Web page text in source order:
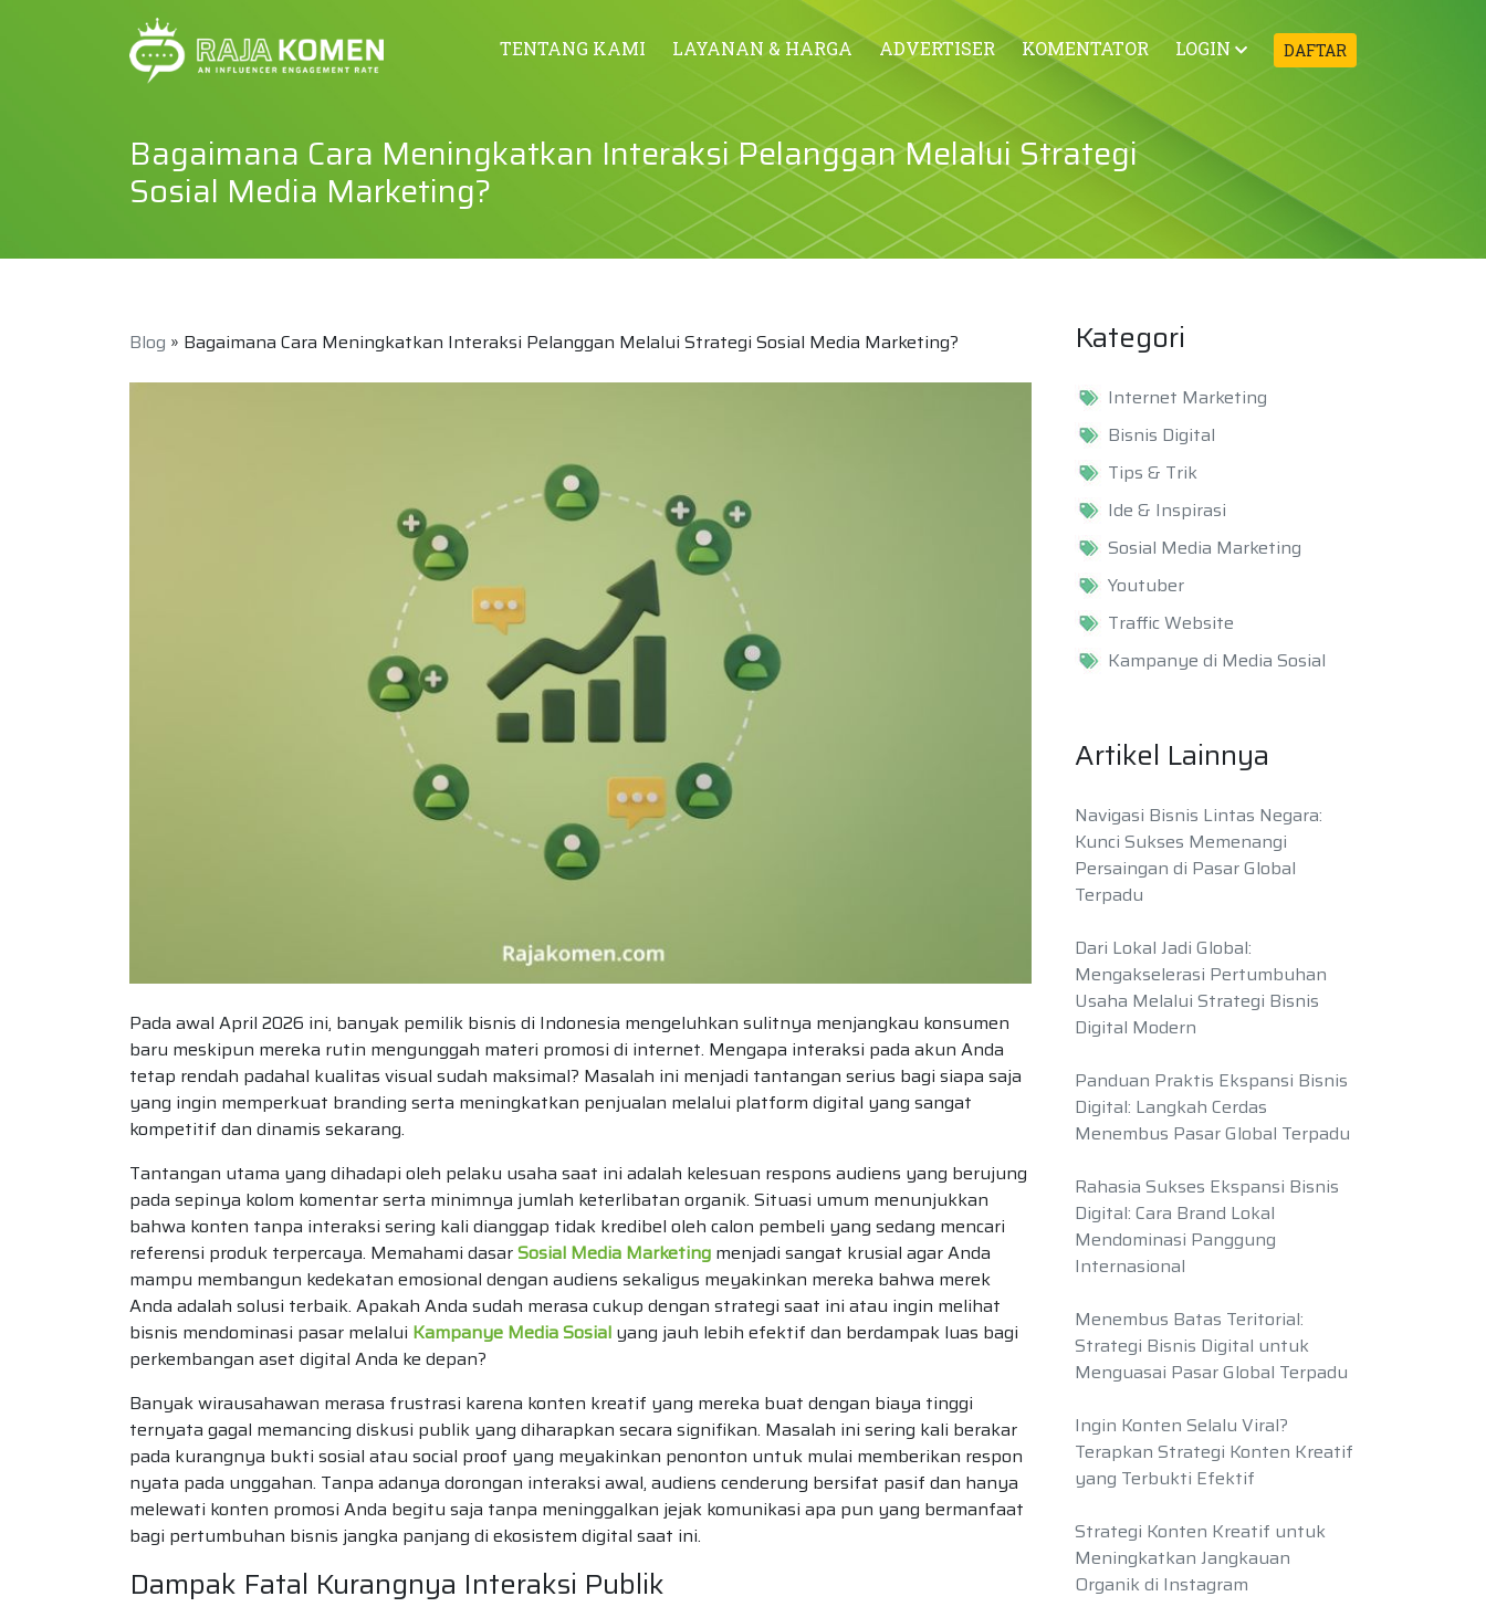
TENTANG KAMI LAYANAN & HARGA ADVERTISER KOMENTATOR LOGIN DAFTAR
Bagaimana Cara Meningkatkan Interaksi Pelanggan Melalui Strategi
Sosial Media Marketing?
Blog » Bagaimana Cara Meningkatkan Interaksi Pelanggan Melalui Strategi Sosial Media Marketing?
Pada awal April 2026 ini, banyak pemilik bisnis di Indonesia mengeluhkan sulitnya menjangkau konsumen
baru meskipun mereka rutin mengunggah materi promosi di internet. Mengapa interaksi pada akun Anda
tetap rendah padahal kualitas visual sudah maksimal? Masalah ini menjadi tantangan serius bagi siapa saja
yang ingin memperkuat branding serta meningkatkan penjualan melalui platform digital yang sangat
kompetitif dan dinamis sekarang.
Tantangan utama yang dihadapi oleh pelaku usaha saat ini adalah kelesuan respons audiens yang berujung
pada sepinya kolom komentar serta minimnya jumlah keterlibatan organik. Situasi umum menunjukkan
bahwa konten tanpa interaksi sering kali dianggap tidak kredibel oleh calon pembeli yang sedang mencari
referensi produk terpercaya. Memahami dasarSosial Media Marketing menjadi sangat krusial agar Anda
mampu membangun kedekatan emosional dengan audiens sekaligus meyakinkan mereka bahwa merek
Anda adalah solusi terbaik. Apakah Anda sudah merasa cukup dengan strategi saat ini atau ingin melihat
bisnis mendominasi pasar melalui Kampanye Media Sosial yang jauh lebih efektif dan berdampak luas bagi
perkembangan aset digital Anda ke depan?
Banyak wirausahawan merasa frustrasi karena konten kreatif yang mereka buat dengan biaya tinggi
ternyata gagal memancing diskusi publik yang diharapkan secara signifikan. Masalah ini sering kali berakar
pada kurangnya bukti sosial atau social proof yang meyakinkan penonton untuk mulai memberikan respon
nyata pada unggahan. Tanpa adanya dorongan interaksi awal, audiens cenderung bersifat pasif dan hanya
melewati konten promosi Anda begitu saja tanpa meninggalkan jejak komunikasi apa pun yang bermanfaat
bagi pertumbuhan bisnis jangka panjang di ekosistem digital saat ini.
Dampak Fatal Kurangnya Interaksi Publik
Kategori
Internet Marketing
Bisnis Digital
Tips & Trik
Ide & Inspirasi
Sosial Media Marketing
Youtuber
Traffic Website
Kampanye di Media Sosial
Artikel Lainnya
Navigasi Bisnis Lintas Negara:
Kunci Sukses Memenangi
Persaingan di Pasar Global
Terpadu
Dari Lokal Jadi Global:
Mengakselerasi Pertumbuhan
Usaha Melalui Strategi Bisnis
Digital Modern
Panduan Praktis Ekspansi Bisnis
Digital: Langkah Cerdas
Menembus Pasar Global Terpadu
Rahasia Sukses Ekspansi Bisnis
Digital: Cara Brand Lokal
Mendominasi Panggung
Internasional
Menembus Batas Teritorial:
Strategi Bisnis Digital untuk
Menguasai Pasar Global Terpadu
Ingin Konten Selalu Viral?
Terapkan Strategi Konten Kreatif
yang Terbukti Efektif
Strategi Konten Kreatif untuk
Meningkatkan Jangkauan
Organik di Instagram